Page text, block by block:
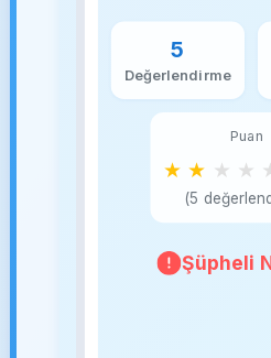
5
Değerlendirme
Puan
★ ★ ★ ★
(5
Şüpheli